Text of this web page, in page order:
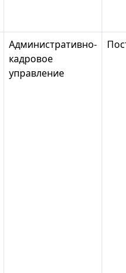
Административно-
кадровое
управление